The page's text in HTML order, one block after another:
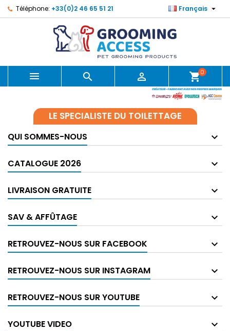
Téléphone: +33(0)2 46 65 51 21 Français 
   shopping_cart0
LE SPECIALISTE DU TOILETTAGE
QUI SOMMES-NOUS
CATALOGUE 2026
LIVRAISON GRATUITE
SAV & AFFÛTAGE
RETROUVEZ-NOUS SUR FACEBOOK
RETROUVEZ-NOUS SUR INSTAGRAM
RETROUVEZ-NOUS SUR YOUTUBE
YOUTUBE VIDEO